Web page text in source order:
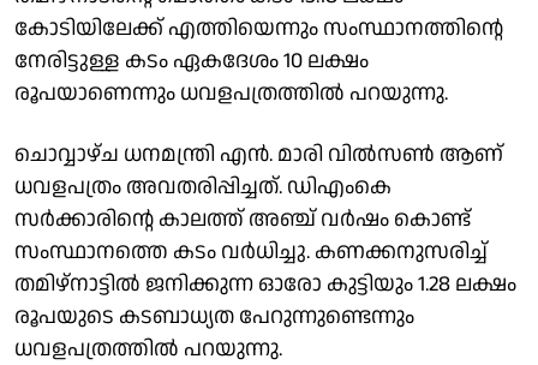
കോടിയിലേക്ക് എത്തിയെന്നും സംസ്ഥാനത്തിന്റെ
നേരിട്ടുള്ള കടം ഏകദേശം 10 ലക്ഷം
രൂപയാണെന്നും ധവളപത്രത്തില്‍ പറയുന്നു.
ചൊവ്വാഴ്ച ധനമന്ത്രി എന്‍. മാരി വില്‍സണ്‍ ആണ്
ധവളപത്രം അവതരിപ്പിച്ചത്. ഡിഎംകെ
സര്‍ക്കാരിന്റെ കാലത്ത് അഞ്ച് വര്‍ഷം കൊണ്ട്
സംസ്ഥാനത്തെ കടം വര്‍ധിച്ചു. കണക്കനുസരിച്ച്
തമിഴ്‌നാട്ടില്‍ ജനിക്കുന്ന ഓരോ കുട്ടിയും 1.28 ലക്ഷം
രൂപയുടെ കടബാധ്യത പേറുന്നുണ്ടെന്നും
ധവളപത്രത്തില്‍ പറയുന്നു.